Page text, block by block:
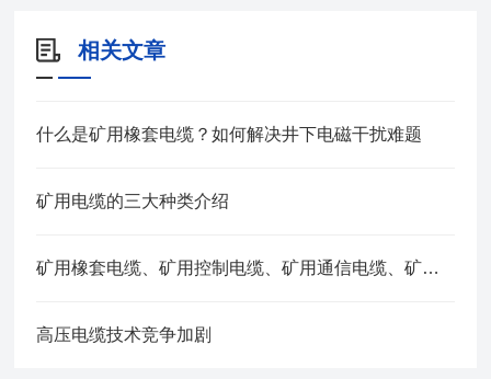
相关文章
什么是矿用橡套电缆？如何解决井下电磁干扰难题
矿用电缆的三大种类介绍
矿用橡套电缆、矿用控制电缆、矿用通信电缆、矿用电力电缆、矿用计算机电缆区别，看完不选错
高压电缆技术竞争加剧